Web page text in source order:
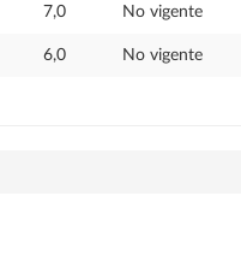
7,0 No vigente
6,0 No vigente